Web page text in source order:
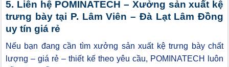
5. Liên hệ POMINATECH – Xưởng sản xuất kệ
trưng bày tại P. Lâm Viên – Đà Lạt Lâm Đồng
uy tín giá rẻ
Nếu bạn đang cần tìm xưởng sản xuất kệ trưng bày chất
lượng – giá rẻ – thiết kế theo yêu cầu, POMINATECH luôn